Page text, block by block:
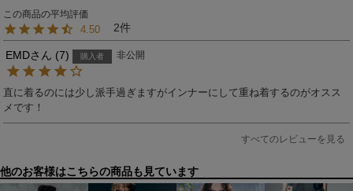
4.50 2
EMD 7 購入者 非公開
直に着るのには少し派手過ぎますがインナーにして重ね着するのがオスス
メです！
すべてのレビューを見る
他のお客様はこちらの商品も見ています